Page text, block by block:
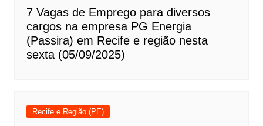
7 Vagas de Emprego para diversos
cargos na empresa PG Energia
(Passira) em Recife e região nesta
sexta (05/09/2025)
Recife e Região (PE)